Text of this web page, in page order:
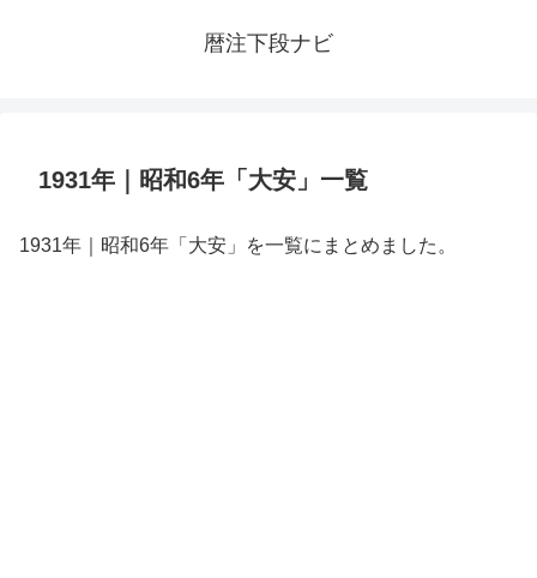
暦注下段ナビ
1931年｜昭和6年「大安」一覧
1931年｜昭和6年「大安」を一覧にまとめました。